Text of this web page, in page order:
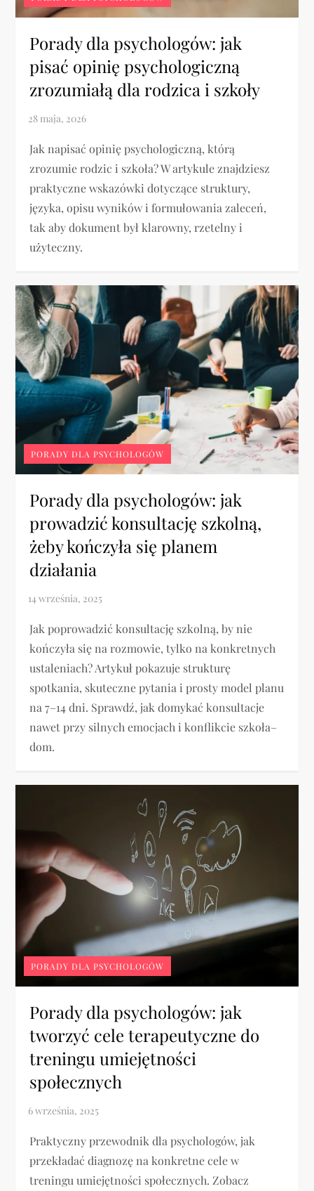
Porady dla psychologów: jak
pisać opinię psychologiczną
zrozumiałą dla rodzica i szkoły
Jak napisać opinię psychologiczną, którą
zrozumie rodzic i szkoła? W artykule znajdziesz
praktyczne wskazówki dotyczące struktury,
języka, opisu wyników i formułowania zaleceń,
tak aby dokument był klarowny, rzetelny i
użyteczny.
PORADY DLA PSYCHOLOGÓW
Porady dla psychologów: jak
prowadzić konsultację szkolną,
żeby kończyła się planem
działania
Jak poprowadzić konsultację szkolną, by nie
kończyła się na rozmowie, tylko na konkretnych
ustaleniach? Artykuł pokazuje strukturę
spotkania, skuteczne pytania i prosty model planu
na 7–14 dni. Sprawdź, jak domykać konsultacje
nawet przy silnych emocjach i konflikcie szkoła–
dom.
PORADY DLA PSYCHOLOGÓW
Porady dla psychologów: jak
tworzyć cele terapeutyczne do
treningu umiejętności
społecznych
Praktyczny przewodnik dla psychologów, jak
przekładać diagnozę na konkretne cele w
treningu umiejętności społecznych. Zobacz